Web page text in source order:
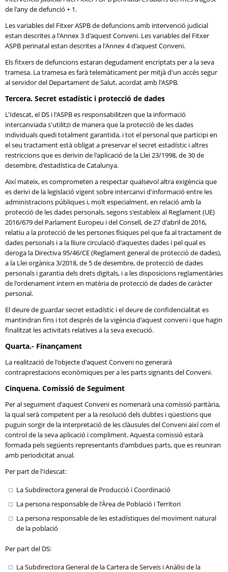
de l'any de defunció + 1.
Les variables del Fitxer ASPB de defuncions amb intervenció judicial
estan descrites a l'Annex 3 d'aquest Conveni. Les variables del Fitxer
ASPB perinatal estan descrites a l'Annex 4 d'aquest Conveni.
Els fitxers de defuncions estaran degudament encriptats per a la seva
tramesa. La tramesa es farà telemàticament per mitjà d'un accés segur
al servidor del Departament de Salut, acordat amb l'ASPB.
Tercera. Secret estadístic i protecció de dades
L'Idescat, el DS i l'ASPB es responsabilitzen que la informació
intercanviada s'utilitzi de manera que la protecció de les dades
individuals quedi totalment garantida, i tot el personal que participi en
el seu tractament està obligat a preservar el secret estadístic i altres
restriccions que es derivin de l'aplicació de la Llei 23/1998, de 30 de
desembre, d'estadística de Catalunya.
Així mateix, es comprometen a respectar qualsevol altra exigència que
es derivi de la legislació vigent sobre intercanvi d'informació entre les
administracions públiques i, molt especialment, en relació amb la
protecció de les dades personals, segons s'estableix al Reglament (UE)
2016/679 del Parlament Europeu i del Consell, de 27 d'abril de 2016,
relatiu a la protecció de les persones físiques pel que fa al tractament de
dades personals i a la lliure circulació d'aquestes dades i pel qual es
deroga la Directiva 95/46/CE (Reglament general de protecció de dades),
a la Llei orgànica 3/2018, de 5 de desembre, de protecció de dades
personals i garantia dels drets digitals, i a les disposicions reglamentàries
de l'ordenament intern en matèria de protecció de dades de caràcter
personal.
El deure de guardar secret estadístic i el deure de confidencialitat es
mantindran fins i tot després de la vigència d'aquest conveni i que hagin
finalitzat les activitats relatives a la seva execució.
Quarta.- Finançament
La realització de l'objecte d'aquest Conveni no generarà
contraprestacions econòmiques per a les parts signants del Conveni.
Cinquena. Comissió de Seguiment
Per al seguiment d'aquest Conveni es nomenarà una comissió paritària,
la qual serà competent per a la resolució dels dubtes i qüestions que
puguin sorgir de la interpretació de les clàusules del Conveni així com el
control de la seva aplicació i compliment. Aquesta comissió estarà
formada pels següents representants d'ambdues parts, que es reuniran
amb periodicitat anual.
Per part de l'Idescat:
La Subdirectora general de Producció i Coordinació
La persona responsable de l'Àrea de Població i Territori
La persona responsable de les estadístiques del moviment natural
de la població
Per part del DS:
La Subdirectora General de la Cartera de Serveis i Anàlisi de la